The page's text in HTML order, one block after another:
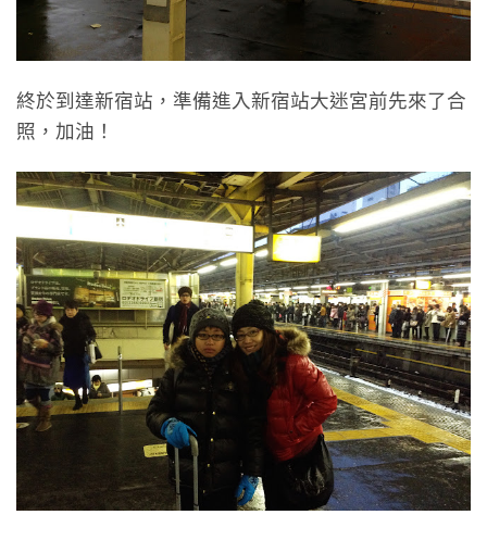
終於到達新宿站，準備進入新宿站大迷宮前先來了合
照，加油！